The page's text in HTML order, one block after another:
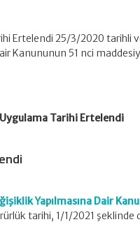
Ertelendi 25/3/2020 tarihli ve
Kanununun 51 nci
Tarihi Ertelendi
Yapılmasına Dair
tarihi, 1/1/2021 şeklinde